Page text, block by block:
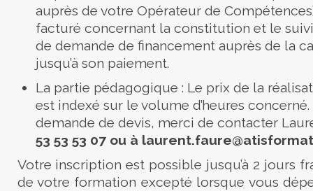
auprès de votre Opérateur de
facturé concernant la constitution et le
de demande de financement auprès de la
jusqu’à son paiement.
La partie pédagogique : Le prix de la
est indexé sur le volume d’heures
demande de devis, merci de contacter
53 53 53 07ou à laurent.faure
Votre inscription est possible jusqu’à 2 jours
de votre formation excepté lorsque vous